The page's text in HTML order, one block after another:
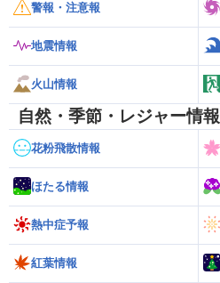
警報・注意報
地震情報
火山情報
自然・季節・レジャー情報
花粉飛散情報
ほたる情報
熱中症予報
紅葉情報